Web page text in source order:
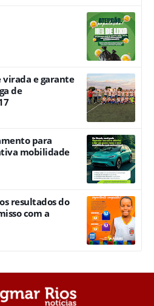
virada e garante
de
para
mobilidade
resultados do
com a